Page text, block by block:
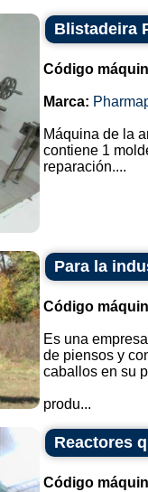
Blistadeira
Código
Marca:
Máquina de la
contiene 1
reparación....
Para la
Código
Es una
de piensos y
caballos en su
produ...
Reactores
Código